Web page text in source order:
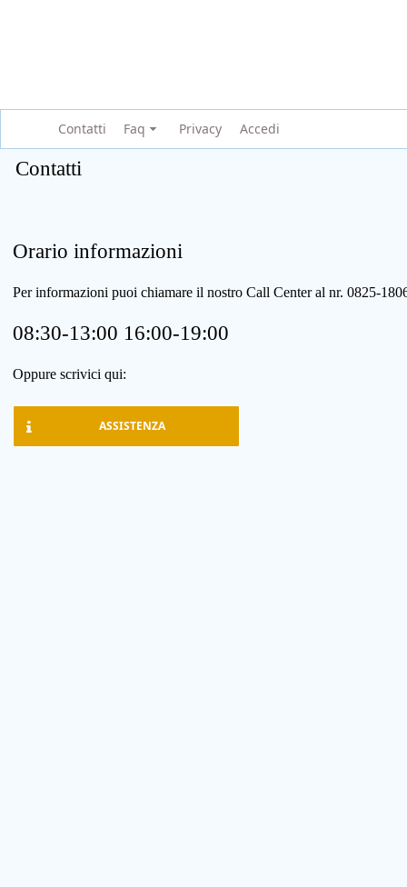
Contatti Faq Privacy Accedi
Contatti
Orario informazioni
Per informazioni puoi chiamare il nostro Call Center al nr. 0825-
08:30-13:00 16:00-19:00
Oppure scrivici qui:
ASSISTENZA